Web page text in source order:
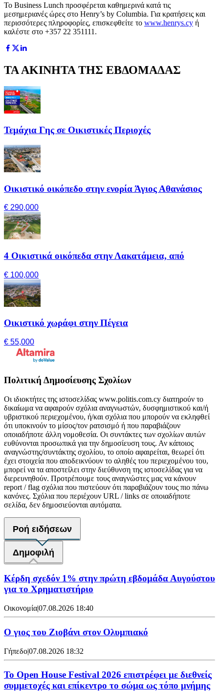
Το Business Lunch προσφέρεται καθημερινά κατά τις
μεσημεριανές ώρες στο Henry’s by Columbia. Για κρατήσεις και
περισσότερες πληροφορίες, επισκεφθείτε το www.henrys.cy ή
καλέστε στο +357 22 351111.
ΤΑ ΑΚΙΝΗΤΑ ΤΗΣ ΕΒΔΟΜΑΔΑΣ
Τεμάχια Γης σε Οικιστικές Περιοχές
Οικιστικό οικόπεδο στην ενορία Άγιος Αθανάσιος
€ 290,000
4 Οικιστικά οικόπεδα στην Λακατάμεια, από
€ 100,000
Οικιστικό χωράφι στην Πέγεια
€ 55,000
Πολιτική Δημοσίευσης Σχολίων
Οι ιδιοκτήτες της ιστοσελίδας www.politis.com.cy διατηρούν το
δικαίωμα να αφαιρούν σχόλια αναγνωστών, δυσφημιστικού και/ή
υβριστικού περιεχομένου, ή/και σχόλια που μπορούν να εκληφθεί
ότι υποκινούν το μίσος/τον ρατσισμό ή που παραβιάζουν
οποιαδήποτε άλλη νομοθεσία. Οι συντάκτες των σχολίων αυτών
ευθύνονται προσωπικά για την δημοσίευση τους. Αν κάποιος
αναγνώστης/συντάκτης σχολίου, το οποίο αφαιρείται, θεωρεί ότι
έχει στοιχεία που αποδεικνύουν το αληθές του περιεχομένου του,
μπορεί να τα αποστείλει στην διεύθυνση της ιστοσελίδας για να
διερευνηθούν. Προτρέπουμε τους αναγνώστες μας να κάνουν
report / flag σχόλια που πιστεύουν ότι παραβιάζουν τους πιο πάνω
κανόνες. Σχόλια που περιέχουν URL / links σε οποιαδήποτε
σελίδα, δεν δημοσιεύονται αυτόματα.
Ροή ειδήσεων
Δημοφιλή
Κέρδη σχεδόν 1% στην πρώτη εβδομάδα Αυγούστου
για το Χρηματιστήριο
Οικονομία|07.08.2026 18:40
Ο γιος του Ζιοβάνι στον Ολυμπιακό
Γήπεδο|07.08.2026 18:32
Το Open House Festival 2026 επιστρέφει με διεθνείς
συμμετοχές και επίκεντρο το σώμα ως τόπο μνήμης